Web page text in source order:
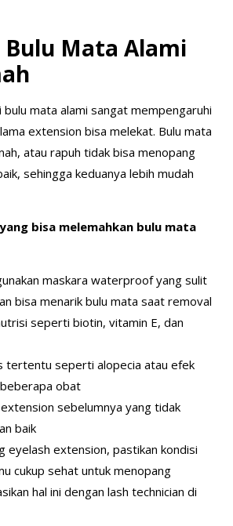
Bulu Mata Alami
bulu mata alami sangat mempengaruhi
extension bisa melekat. Bulu mata
atau rapuh tidak bisa menopang
sehingga keduanya lebih mudah
bisa melemahkan bulu mata
maskara waterproof yang sulit
bisa menarik bulu mata saat removal
seperti biotin, vitamin E, dan
tertentu seperti alopecia atau efek
obat
sebelumnya yang tidak
baik
eyelash extension, pastikan kondisi
cukup sehat untuk menopang
hal ini dengan lash technician di